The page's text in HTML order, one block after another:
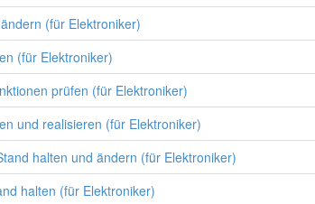
(für Elektroniker)
(für Elektroniker)
prüfen (für Elektroniker)
und realisieren (für Elektroniker)
halten und ändern (für Elektroniker)
halten (für Elektroniker)